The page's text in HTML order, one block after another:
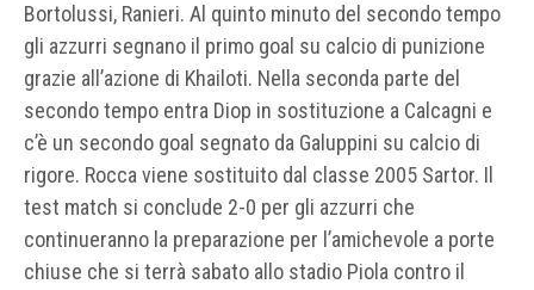
Bortolussi, Ranieri. Al quinto minuto del secondo tempo
gli azzurri segnano il primo goal su calcio di punizione
grazie all’azione di Khailoti. Nella seconda parte del
secondo tempo entra Diop in sostituzione a Calcagni e
c’è un secondo goal segnato da Galuppini su calcio di
rigore. Rocca viene sostituito dal classe 2005 Sartor. Il
test match si conclude 2-0 per gli azzurri che
continueranno la preparazione per l’amichevole a porte
chiuse che si terrà sabato allo stadio Piola contro il